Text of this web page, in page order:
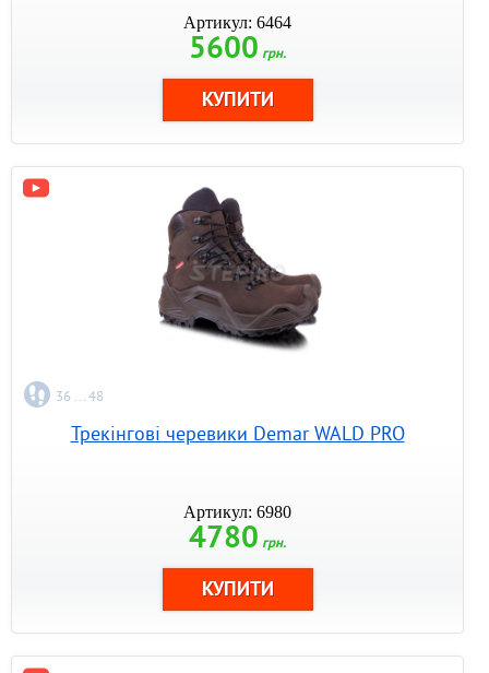
Артикул: 6464
5600 грн.
36 ... 48
Трекінгові черевики Demar WALD PRO
Артикул: 6980
4780 грн.